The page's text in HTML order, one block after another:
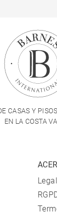
CASAS Y
EN LA COSTA